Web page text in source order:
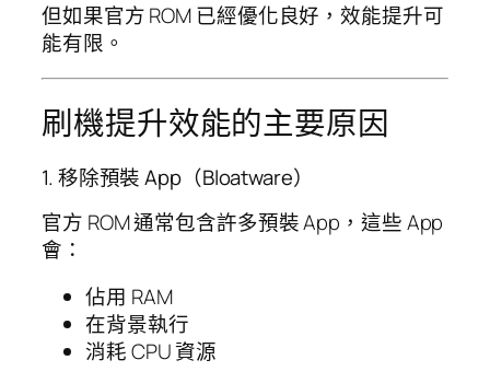
但如果官方 ROM 已經優化良好，效能提升可
能有限。
刷機提升效能的主要原因
1. 移除預裝 App（Bloatware）
官方 ROM 通常包含許多預裝 App，這些 App
會：
佔用 RAM
在背景執行
消耗 CPU 資源